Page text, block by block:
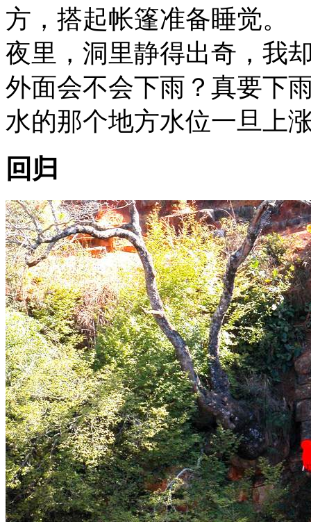
方，搭起帐篷准备睡觉。
夜里，洞里静得出奇，我
外面会不会下雨？真要下
水的那个地方水位一旦
回归